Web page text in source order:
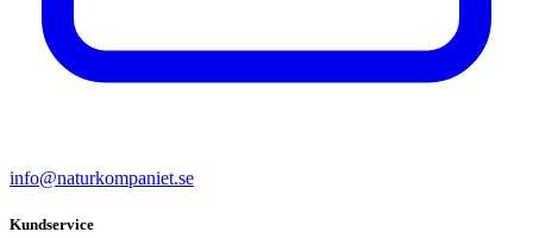
info@naturkompaniet.se
Kundservice